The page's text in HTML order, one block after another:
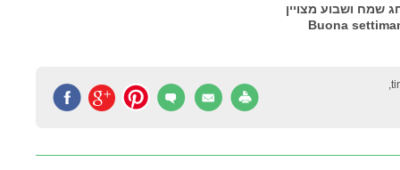
שמח ושבוע מצויין
Buona